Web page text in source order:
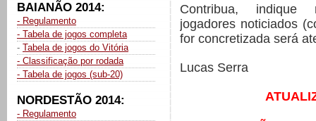
BAIANÃO 2014:
- Regulamento
- Tabela de jogos completa
- Tabela de jogos do Vitória
- Classificação por rodada
- Tabela de jogos (sub-20)
NORDESTÃO 2014:
- Regulamento
Contribua, indique
jogadores noticiados
for concretizada será
Lucas Serra